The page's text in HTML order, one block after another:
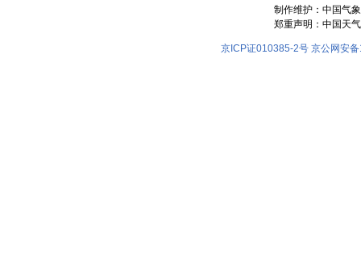
制作维护：中国气
郑重声明：中国天
京ICP证010385-2号 京公网安